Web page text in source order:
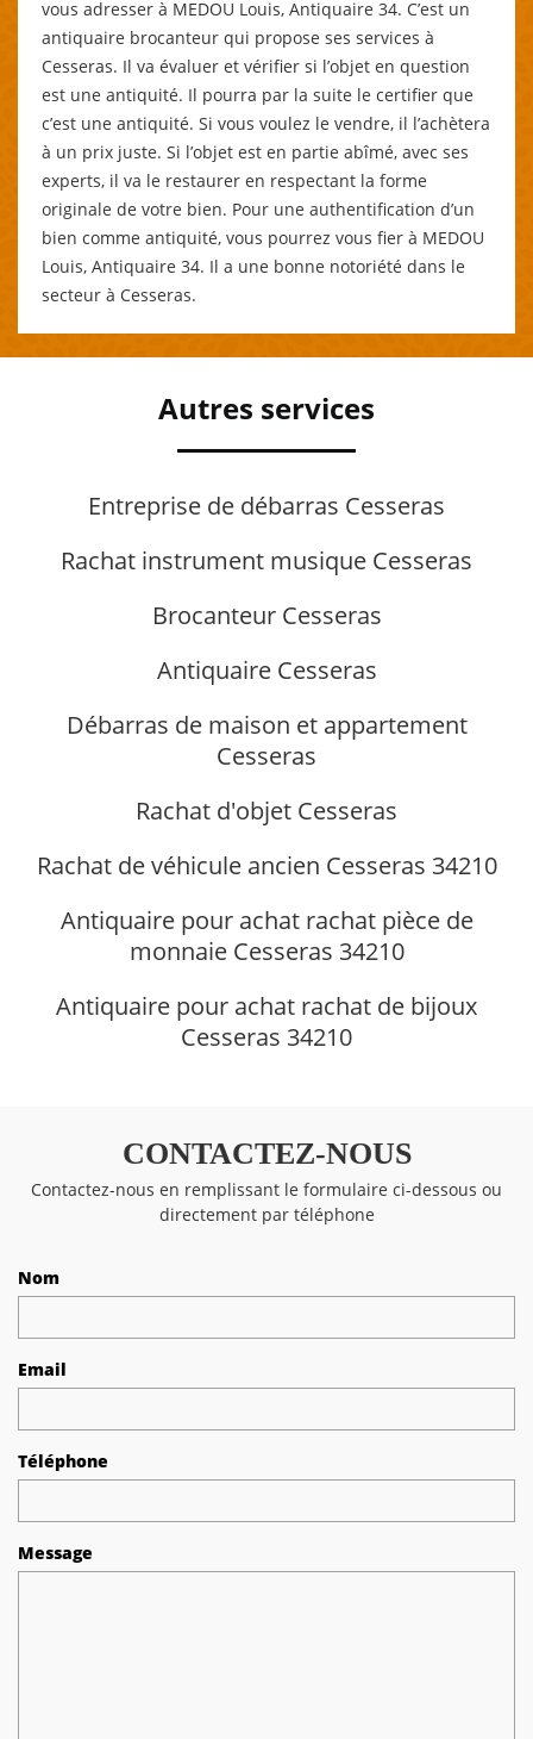
vous adresser à MEDOU Louis, Antiquaire 34. C’est un
antiquaire brocanteur qui propose ses services à
Cesseras. Il va évaluer et vérifier si l’objet en question
est une antiquité. Il pourra par la suite le certifier que
c’est une antiquité. Si vous voulez le vendre, il l’achètera
à un prix juste. Si l’objet est en partie abîmé, avec ses
experts, il va le restaurer en respectant la forme
originale de votre bien. Pour une authentification d’un
bien comme antiquité, vous pourrez vous fier à MEDOU
Louis, Antiquaire 34. Il a une bonne notoriété dans le
secteur à Cesseras.
Autres services
Entreprise de débarras Cesseras
Rachat instrument musique Cesseras
Brocanteur Cesseras
Antiquaire Cesseras
Débarras de maison et appartement
Cesseras
Rachat d'objet Cesseras
Rachat de véhicule ancien Cesseras 34210
Antiquaire pour achat rachat pièce de
monnaie Cesseras 34210
Antiquaire pour achat rachat de bijoux
Cesseras 34210
CONTACTEZ-NOUS
Contactez-nous en remplissant le formulaire ci-dessous ou
directement par téléphone
Nom
Email
Téléphone
Message